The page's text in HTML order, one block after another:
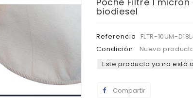
biodiesel
Referencia
FLTR-10UM-
Condición:
Nuevo
Este producto ya no está
Compartir